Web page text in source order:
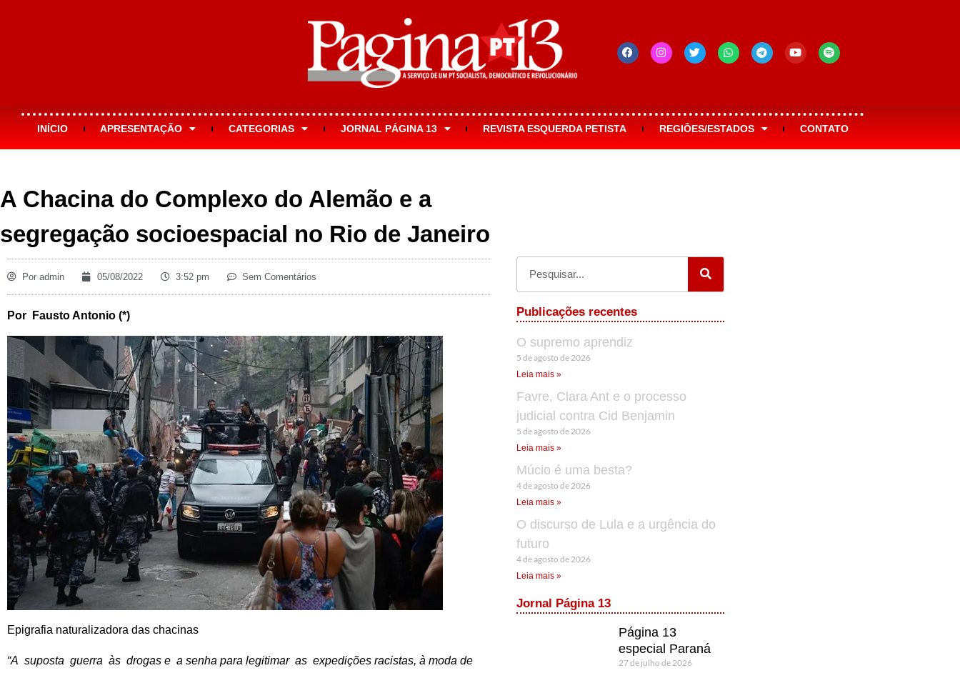
INÍCIO APRESENTAÇÃO CATEGORIAS JORNAL PÁGINA 13 REVISTA ESQUERDA PETISTA REGIÕES/ESTADOS CONTATO
A Chacina do Complexo do Alemão e a
segregação socioespacial no Rio de Janeiro
Por admin 05/08/2022 3:52 pm Sem Comentários
Por Fausto Antonio (*)
Epigrafia naturalizadora das chacinas
“A suposta guerra às drogas e a senha para legitimar as expedições racistas, à moda de
Publicações recentes
O supremo aprendiz
5 de agosto de 2026
Leia mais »
Favre, Clara Ant e o processo
judicial contra Cid Benjamin
5 de agosto de 2026
Leia mais »
Múcio é uma besta?
4 de agosto de 2026
Leia mais »
O discurso de Lula e a urgência do
futuro
4 de agosto de 2026
Leia mais »
Jornal Página 13
Página 13
especial Paraná
27 de julho de 2026